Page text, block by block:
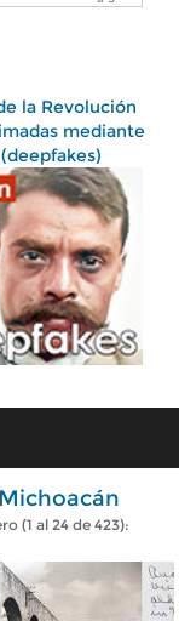
la Revolución
mediante
Michoacán
(1 al 24 de 423):